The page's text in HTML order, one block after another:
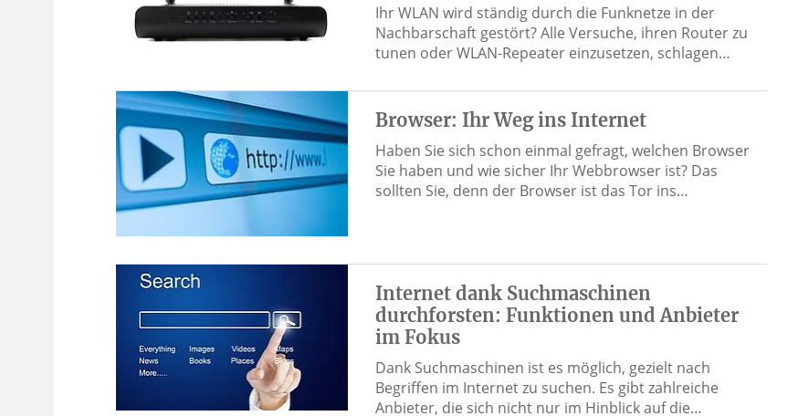
Ihr WLAN wird ständig durch die Funknetze in der
Nachbarschaft gestört? Alle Versuche, ihren Router zu
tunen oder WLAN-Repeater einzusetzen, schlagen…
Browser: Ihr Weg ins Internet
Haben Sie sich schon einmal gefragt, welchen Browser
Sie haben und wie sicher Ihr Webbrowser ist? Das
sollten Sie, denn der Browser ist das Tor ins…
Internet dank Suchmaschinen
durchforsten: Funktionen und Anbieter
im Fokus
Dank Suchmaschinen ist es möglich, gezielt nach
Begriffen im Internet zu suchen. Es gibt zahlreiche
Anbieter, die sich nicht nur im Hinblick auf die…